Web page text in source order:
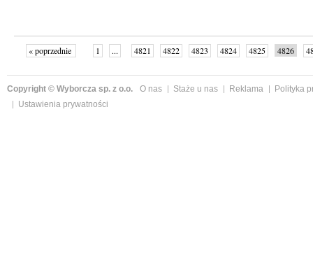
« poprzednie 1 ... 4821 4822 4823 4824 4825 4826
Copyright © Wyborcza sp. z o.o. O nas Staże u nas Reklama
Polityka
Ustawienia prywatności